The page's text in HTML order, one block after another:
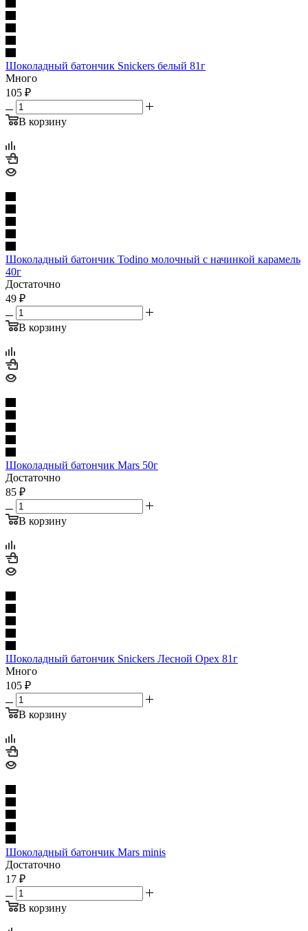
Шоколадный батончик Snickers белый 81г
Много
105 ₽
В корзину
Шоколадный батончик Todino молочный с начинкой карамель
40г
Достаточно
49 ₽
В корзину
Шоколадный батончик Mars 50г
Достаточно
85 ₽
В корзину
Шоколадный батончик Snickers Лесной Орех 81г
Много
105 ₽
В корзину
Шоколадный батончик Mars minis
Достаточно
17 ₽
В корзину